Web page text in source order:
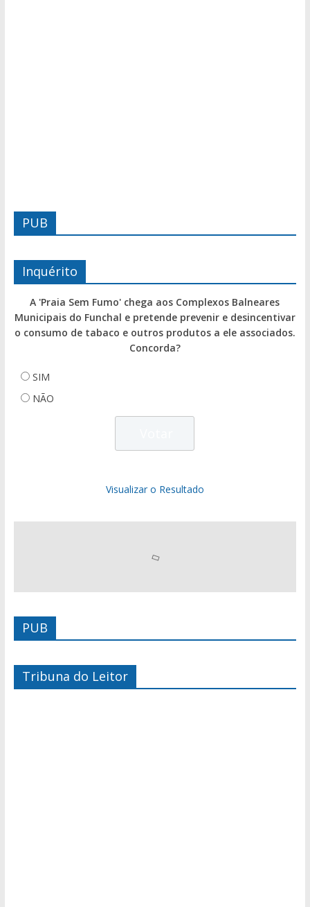
PUB
Inquérito
A 'Praia Sem Fumo' chega aos Complexos Balneares
Municipais do Funchal e pretende prevenir e desincentivar
o consumo de tabaco e outros produtos a ele associados.
Concorda?
SIM
NÃO
Visualizar o Resultado
PUB
Tribuna do Leitor